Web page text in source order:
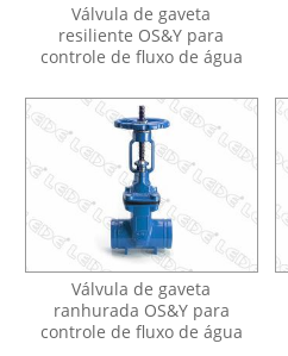
Válvula de gaveta
resiliente OS&Y para
controle de fluxo de água
Válvula de gaveta
ranhurada OS&Y para
controle de fluxo de água